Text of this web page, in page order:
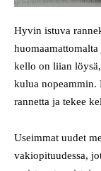
Hyvin istuva
kello on liian
kulua nopeammin.
rannetta ja tekee
Useimmat uudet
vakiopituudessa,